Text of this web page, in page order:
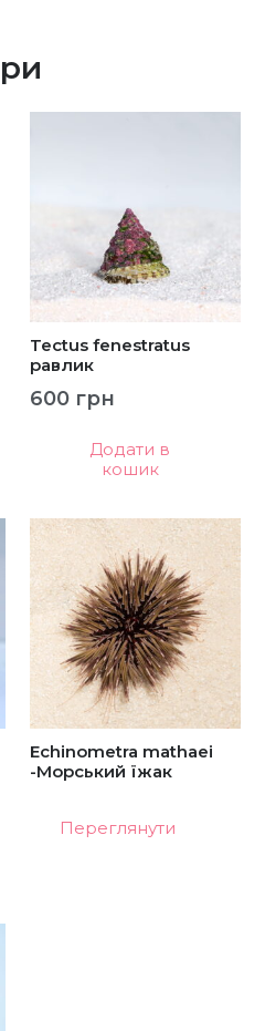
Tectus fenestratus
равлик
600 грн
Додати в
кошик
Echinometra mathaei
-Морський їжак
Переглянути